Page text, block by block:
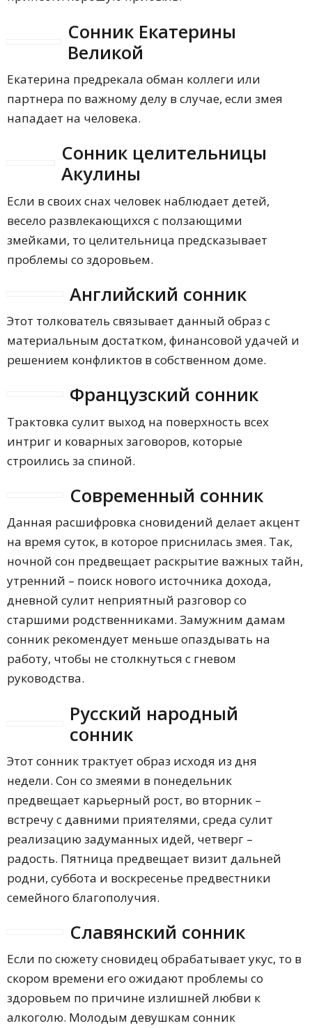
Сонник Екатерины
Великой
Екатерина предрекала обман коллеги или
партнера по важному делу в случае, если змея
нападает на человека.
Сонник целительницы
Акулины
Если в своих снах человек наблюдает детей,
весело развлекающихся с ползающими
змейками, то целительница предсказывает
проблемы со здоровьем.
Английский сонник
Этот толкователь связывает данный образ с
материальным достатком, финансовой удачей и
решением конфликтов в собственном доме.
Французский сонник
Трактовка сулит выход на поверхность всех
интриг и коварных заговоров, которые
строились за спиной.
Современный сонник
Данная расшифровка сновидений делает акцент
на время суток, в которое приснилась змея. Так,
ночной сон предвещает раскрытие важных тайн,
утренний – поиск нового источника дохода,
дневной сулит неприятный разговор со
старшими родственниками. Замужним дамам
сонник рекомендует меньше опаздывать на
работу, чтобы не столкнуться с гневом
руководства.
Русский народный
сонник
Этот сонник трактует образ исходя из дня
недели. Сон со змеями в понедельник
предвещает карьерный рост, во вторник –
встречу с давними приятелями, среда сулит
реализацию задуманных идей, четверг –
радость. Пятница предвещает визит дальней
родни, суббота и воскресенье предвестники
семейного благополучия.
Славянский сонник
Если по сюжету сновидец обрабатывает укус, то в
скором времени его ожидают проблемы со
здоровьем по причине излишней любви к
алкоголю. Молодым девушкам сонник